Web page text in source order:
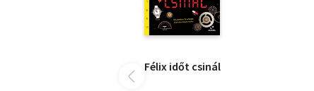
Félix időt csinál